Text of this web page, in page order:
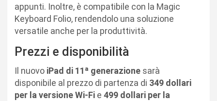
appunti. Inoltre, è compatibile con la Magic
Keyboard Folio, rendendolo una soluzione
versatile anche per la produttività.
Prezzi e disponibilità
Il nuovo iPad di 11ª generazione sarà
disponibile al prezzo di partenza di 349 dollari
per la versione Wi-Fi e 499 dollari per la